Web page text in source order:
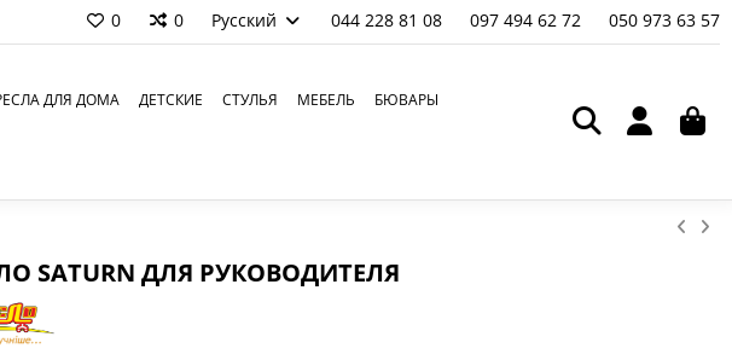
0 0 Русский 044 228 81 08 097 494 62 72 050 973 63 57
ДЛЯ ДОМА ДЕТСКИЕ СТУЛЬЯ МЕБЕЛЬ БЮВАРЫ
SATURN ДЛЯ РУКОВОДИТЕЛЯ